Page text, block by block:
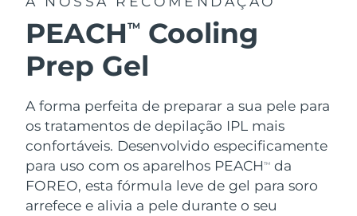
PEACHTM
Cooling
Prep Gel
A forma perfeita de preparar a sua pele para
os tratamentos de depilação IPL mais
confortáveis. Desenvolvido especificamente
para uso com os aparelhos PEACHTM
da
FOREO, esta fórmula leve de gel para soro
arrefece e alivia a pele durante o seu